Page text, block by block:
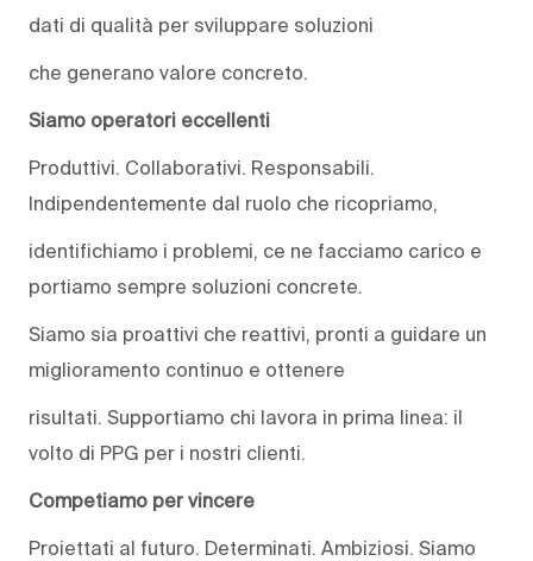
dati di qualità per sviluppare soluzioni
che generano valore concreto.
Siamo operatori eccellenti
Produttivi. Collaborativi. Responsabili.
Indipendentemente dal ruolo che ricopriamo,
identifichiamo i problemi, ce ne facciamo carico e
portiamo sempre soluzioni concrete.
Siamo sia proattivi che reattivi, pronti a guidare un
miglioramento continuo e ottenere
risultati. Supportiamo chi lavora in prima linea: il
volto di PPG per i nostri clienti.
Competiamo per vincere
Proiettati al futuro. Determinati. Ambiziosi. Siamo